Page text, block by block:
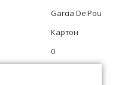
Garcia De Pou
Картон
0